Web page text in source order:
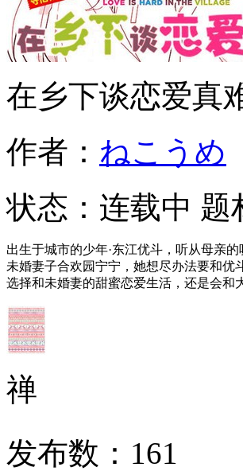
在乡下谈恋爱真
作者： ねこうめ
状态： 连载中 题
出生于城市的少年·东江优斗，听从母亲
未婚妻子合欢园宁宁，她想尽办法要和
选择和未婚妻的甜蜜恋爱生活，还是会和
禅
发布数： 161